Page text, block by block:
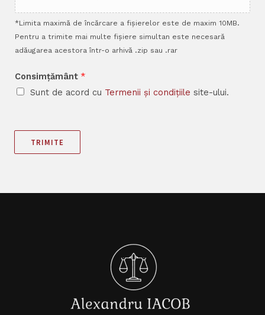
*Limita maximă de încărcare a fișierelor este de maxim 10MB.
Pentru a trimite mai multe fișiere simultan este necesară
adăugarea acestora într-o arhivă .zip sau .rar
Consimțământ *
Sunt de acord cu Termenii și condițiile site-ului.
TRIMITE